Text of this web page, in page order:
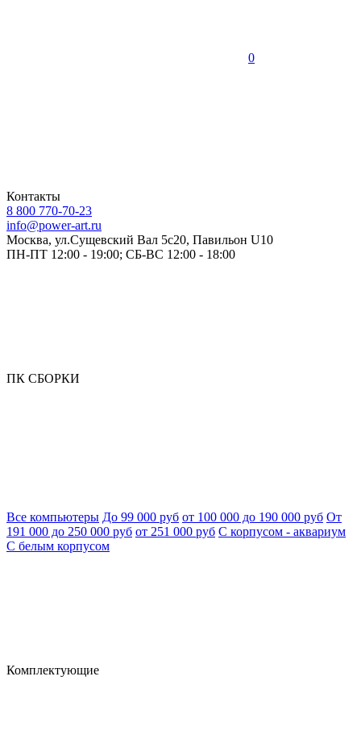
0
Контакты
8 800 770-70-23
info@power-art.ru
Москва, ул.Сущевский Вал 5с20, Павильон U10
ПН-ПТ 12:00 - 19:00; СБ-ВС 12:00 - 18:00
ПК СБОРКИ
Все компьютеры До 99 000 руб от 100 000 до 190 000 руб От
191 000 до 250 000 руб от 251 000 руб С корпусом - аквариум
С белым корпусом
Комплектующие